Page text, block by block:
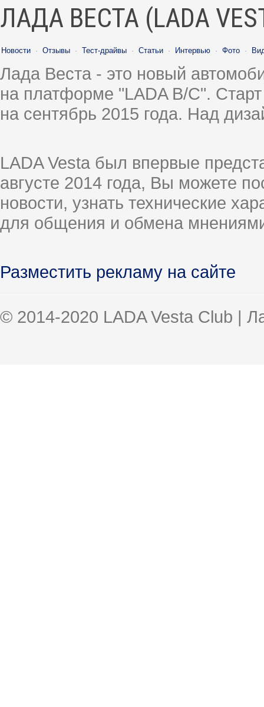
ЛАДА ВЕСТА (LADA
Новости · Отзывы · Тест-драйвы · Статьи · Интервью · Фото ·
Лада Веста - это новый
на платформе "LADA B/C".
на сентябрь 2015 года. Над
LADA Vesta был впервые
августе 2014 года, Вы можете
новости, узнать технические
для общения и обмена
Разместить рекламу на сайте
© 2014-2020 LADA Vesta Club |